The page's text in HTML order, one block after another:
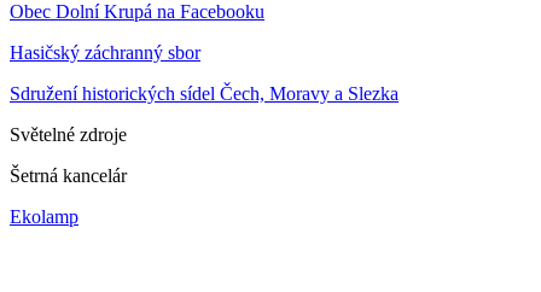
Obec Dolní Krupá na Facebooku
Hasičský záchranný sbor
Sdružení historických sídel Čech, Moravy a Slezka
Světelné zdroje
Šetrná kancelár
Ekolamp